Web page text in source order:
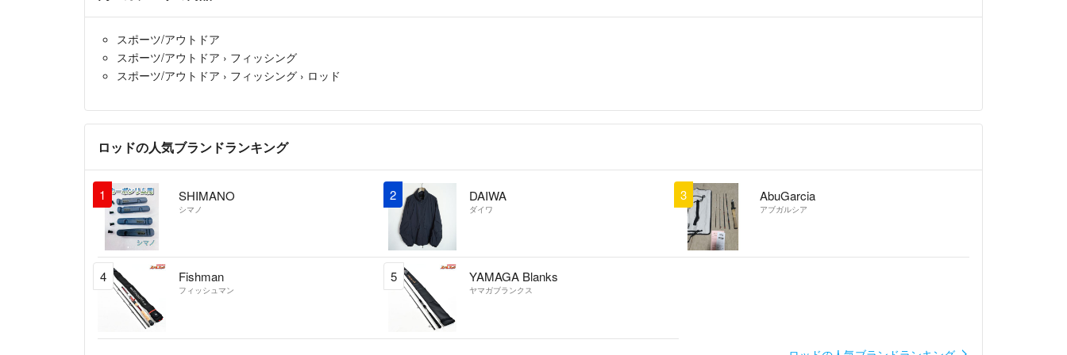
スポーツ/アウトドア
スポーツ/アウトドア › フィッシング
スポーツ/アウトドア › フィッシング › ロッド
ロッドの人気ブランドランキング
1 SHIMANO
シマノ
2 DAIWA
ダイワ
3 AbuGarcia
アブガルシア
4 Fishman
フィッシュマン
5 YAMAGA Blanks
ヤマガブランクス